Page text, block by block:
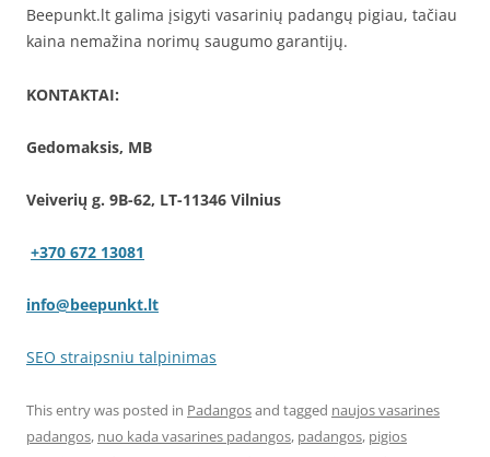
Beepunkt.lt galima įsigyti vasarinių padangų pigiau, tačiau
kaina nemažina norimų saugumo garantijų.
KONTAKTAI:
Gedomaksis, MB
Veiverių g. 9B-62, LT-11346 Vilnius
+370 672 13081
info@beepunkt.lt
SEO straipsniu talpinimas
This entry was posted in Padangosand tagged naujos vasarines
padangos, nuo kada vasarines padangos, padangos, pigios